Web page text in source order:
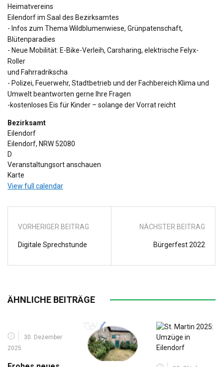
Heimatvereins
Eilendorf im Saal des Bezirksamtes
- Infos zum Thema Wildblumenwiese, Grünpatenschaft,
Blütenparadies
- Neue Mobilität: E-Bike-Verleih, Carsharing, elektrische Felyx-
Roller
und Fahrradrikscha
- Polizei, Feuerwehr, Stadtbetrieb und der Fachbereich Klima und
Umwelt beantworten gerne Ihre Fragen
-kostenloses Eis für Kinder – solange der Vorrat reicht
Bezirksamt
Eilendorf
Eilendorf, NRW 52080
D
Veranstaltungsort anschauen
Karte
View full calendar
VORHERIGER BEITRAG
Digitale Sprechstunde
NÄCHSTER BEITRAG
Bürgerfest 2022
ÄHNLICHE BEITRÄGE
30. Dezember
2025